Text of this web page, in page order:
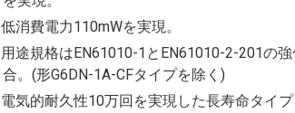
低消費電力110mWを実現。
用途規格はEN61010-1とEN61010-2-201の
合。(形G6DN-1A-CFタイプを除く)
電気的耐久性10万回を実現した長寿命タイ